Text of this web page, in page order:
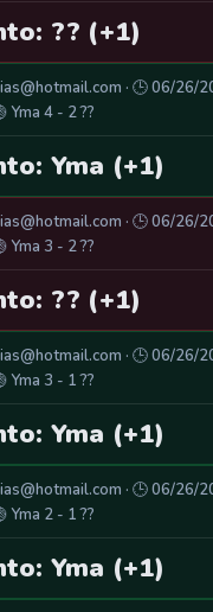
?? (+1)
· 🕒 06/26/
Yma 4 - 2 ??
Yma (+1)
· 🕒 06/26/
Yma 3 - 2 ??
?? (+1)
· 🕒 06/26/
Yma 3 - 1 ??
Yma (+1)
· 🕒 06/26/
Yma 2 - 1 ??
Yma (+1)